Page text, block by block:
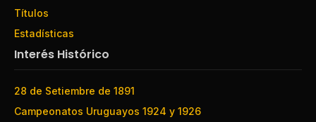
Títulos
Estadísticas
Interés Histórico
28 de Setiembre de 1891
Campeonatos Uruguayos 1924 y 1926